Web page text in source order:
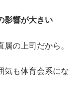
影響が大きい
の上司だから。
気も体育会系にな